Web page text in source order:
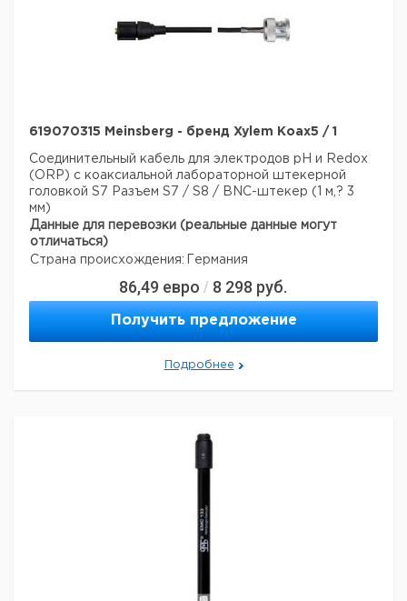
619070315 Meinsberg - бренд Xylem Koax5 / 1
Соединительный кабель для электродов pH и Redox
(ORP) с коаксиальной лабораторной штекерной
головкой S7
Разъем S7 / S8 / BNC-штекер (1 м,? 3
мм)
Данные для перевозки (реальные данные могут
отличаться)
Страна происхождения:
Германия
86,49 евро / 8 298 руб.
Получить предложение
Подробнее